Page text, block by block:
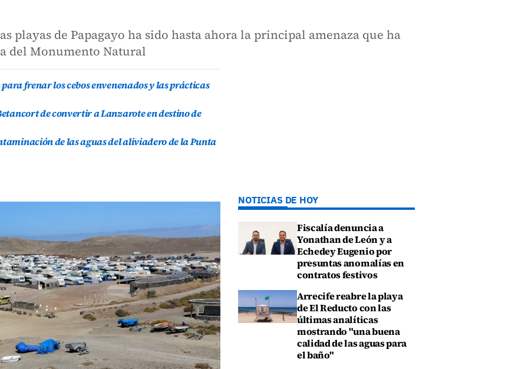
playas de Papagayo ha sido hasta ahora la principal amenaza que ha
del Monumento Natural
frenar los cebos envenenados y las prácticas
de convertir a Lanzarote en destino de
de las aguas del aliviadero de la Punta
NOTICIAS DE HOY
Fiscalía denuncia a
Yonathan de León y a
Echedey Eugenio por
presuntas anomalías en
contratos festivos
Arrecife reabre la playa
de El Reducto con las
últimas analíticas
mostrando "una buena
calidad de las aguas para
el baño"